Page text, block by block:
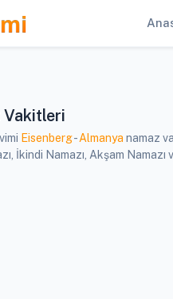
Vakitleri
Eisenberg-Almanya namaz
İkindi Namazı, Akşam